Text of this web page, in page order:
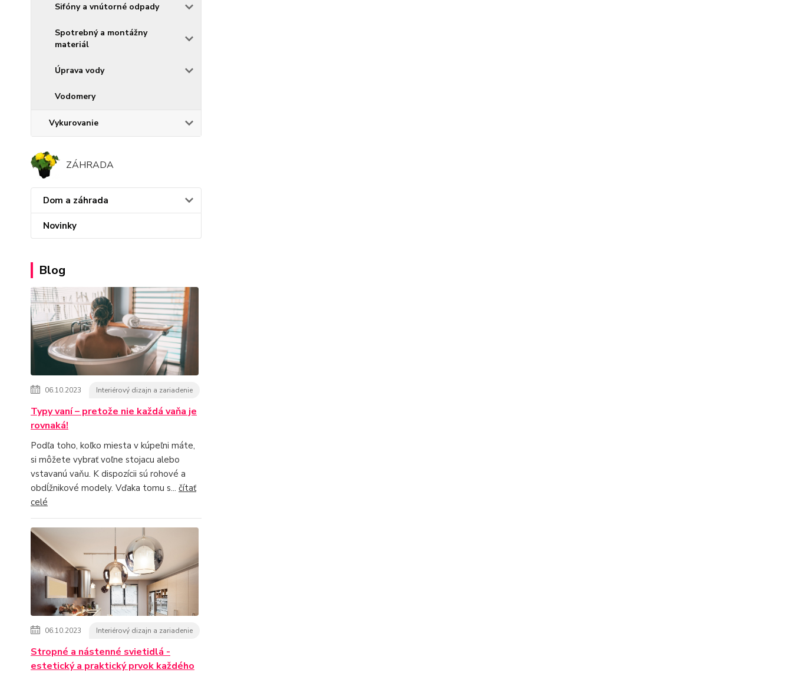
Sifóny a vnútorné odpady
Spotrebný a montážny
materiál
Úprava vody
Vodomery
Vykurovanie
ZÁHRADA
Dom a záhrada
Novinky
Blog
06.10.2023 Interiérový dizajn a zariadenie
Typy vaní – pretože nie každá vaňa je
rovnaká!
Podľa toho, koľko miesta v kúpeľni máte,
si môžete vybrať voľne stojacu alebo
vstavanú vaňu. K dispozícii sú rohové a
obdĺžnikové modely. Vďaka tomu s... čítať
celé
06.10.2023 Interiérový dizajn a zariadenie
Stropné a nástenné svietidlá -
estetický a praktický prvok každého